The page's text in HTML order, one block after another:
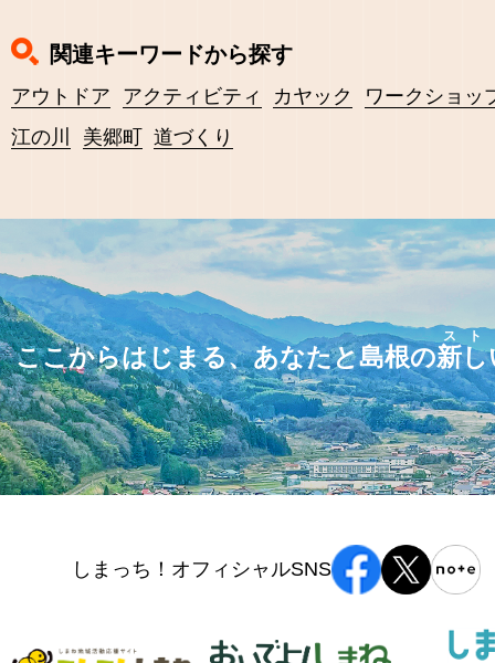
関連キーワードから探す
アウトドア アクティビティ カヤック
ワークショッ
江の川
美郷町 道づくり
ここからはじまる、あなたと島根の新し
スト
しまっち！オフィシャルSNS